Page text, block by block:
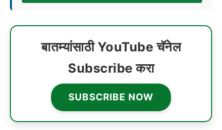
बातम्यांसाठी YouTube चॅनेल
Subscribe करा
SUBSCRIBE NOW